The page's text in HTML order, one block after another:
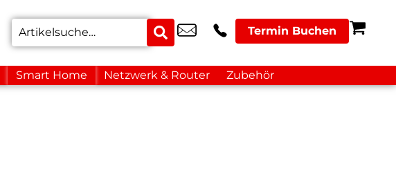
Termin Buchen
Smart Home Netzwerk & Router Zubehör